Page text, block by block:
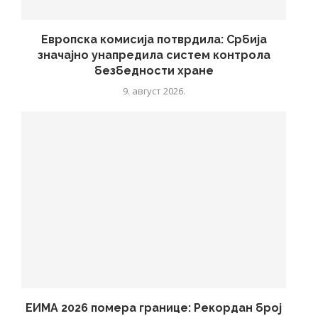
Европска комисија потврдила: Србија
значајно унапредила систем контрола
безбедности хране
9. август 2026.
ЕИМА 2026 помера границе: Рекордан број